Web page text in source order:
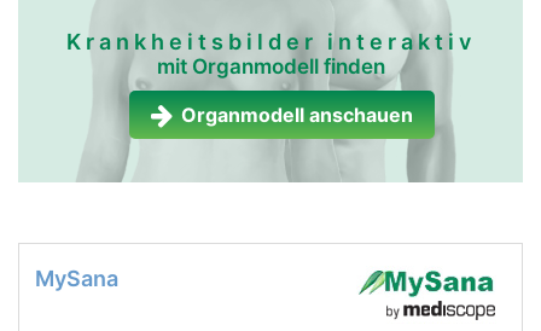
Krankheitsbilder interaktiv
mit Organmodell finden
Organmodell anschauen
MySana